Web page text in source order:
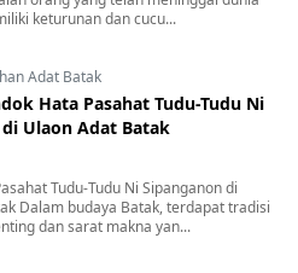
keturunan dan cucu...
Adat Batak
Hata Pasahat Tudu-Tudu Ni
Ulaon Adat Batak
Tudu-Tudu Ni Sipanganon di
Dalam budaya Batak, terdapat tradisi
dan sarat makna yan...